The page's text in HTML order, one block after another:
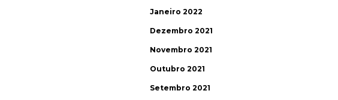
Janeiro 2022
Dezembro 2021
Novembro 2021
Outubro 2021
Setembro 2021